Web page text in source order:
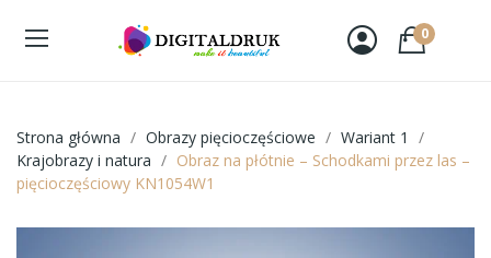
0
Strona główna Obrazy pięcioczęściowe
Wariant 1
Krajobrazy i natura
Obraz na płótnie – Schodkami przez las –
pięcioczęściowy KN1054W1